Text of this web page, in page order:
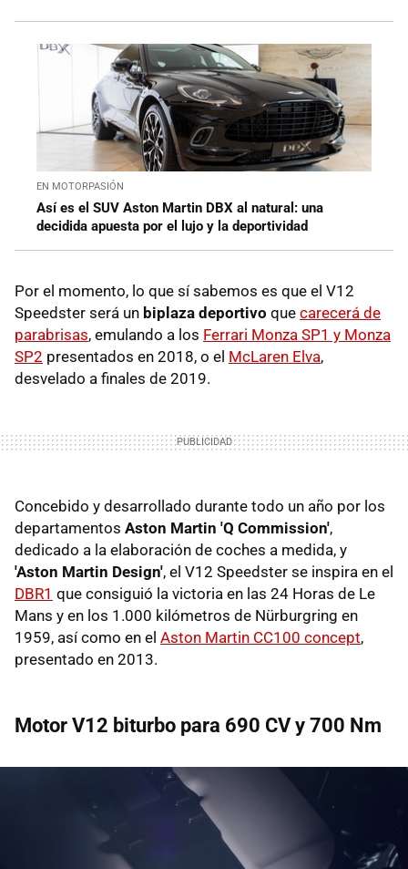
EN MOTORPASIÓN
Así es el SUV Aston Martin DBX al natural: una
decidida apuesta por el lujo y la deportividad
Por el momento, lo que sí sabemos es que el V12
Speedster será un biplaza deportivo que carecerá de
parabrisas, emulando a los Ferrari Monza SP1 y Monza
SP2 presentados en 2018, o el McLaren Elva,
desvelado a finales de 2019.
Concebido y desarrollado durante todo un año por los
departamentos Aston Martin 'Q Commission',
dedicado a la elaboración de coches a medida, y
'Aston Martin Design', el V12 Speedster se inspira en el
DBR1 que consiguió la victoria en las 24 Horas de Le
Mans y en los 1.000 kilómetros de Nürburgring en
1959, así como en el Aston Martin CC100 concept,
presentado en 2013.
Motor V12 biturbo para 690 CV y 700 Nm